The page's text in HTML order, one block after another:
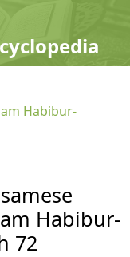
Habibur-
Habibur-
72